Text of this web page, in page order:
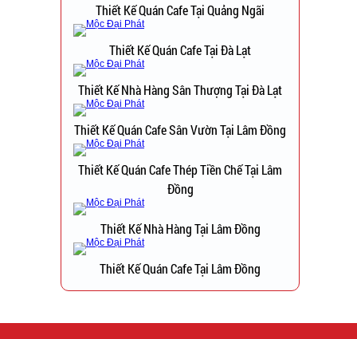
Thiết Kế Quán Cafe Tại Quảng Ngãi
Thiết Kế Quán Cafe Tại Đà Lạt
Thiết Kế Nhà Hàng Sân Thượng Tại Đà Lạt
Thiết Kế Quán Cafe Sân Vườn Tại Lâm Đồng
Thiết Kế Quán Cafe Thép Tiền Chế Tại Lâm
Đồng
Thiết Kế Nhà Hàng Tại Lâm Đồng
Thiết Kế Quán Cafe Tại Lâm Đồng